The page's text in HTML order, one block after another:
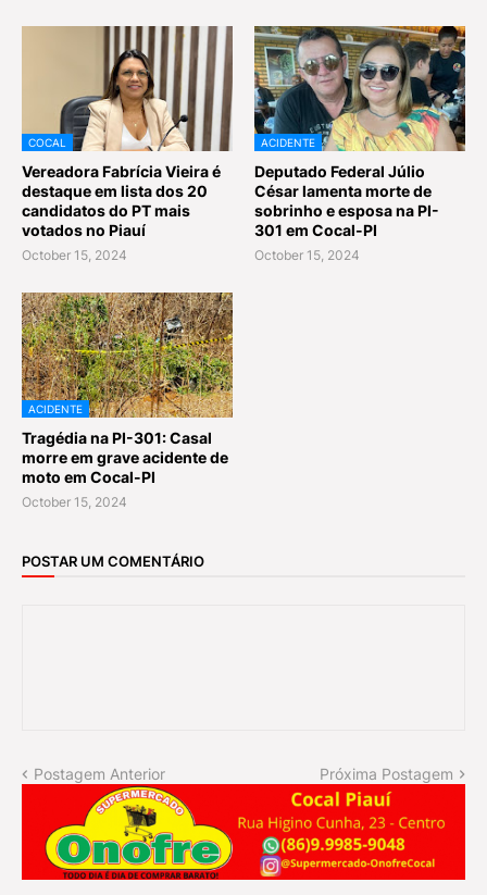
COCAL
Vereadora Fabrícia Vieira é
destaque em lista dos 20
candidatos do PT mais
votados no Piauí
October 15, 2024
ACIDENTE
Deputado Federal Júlio
César lamenta morte de
sobrinho e esposa na PI-
301 em Cocal-PI
October 15, 2024
ACIDENTE
Tragédia na PI-301: Casal
morre em grave acidente de
moto em Cocal-PI
October 15, 2024
POSTAR UM COMENTÁRIO
Postagem Anterior Próxima Postagem